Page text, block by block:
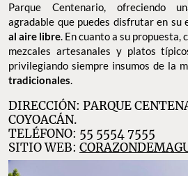
Parque Centenario, ofreciendo
agradable que puedes disfrutar en su
al aire libre . En cuanto a su
mezcales artesanales y platos
privilegiando siempre insumos de la
tradicionales
DIRECCIÓN: PARQUE
COYOACÁN.
TELÉFONO: 55 5554 7555
SITIO WEB: